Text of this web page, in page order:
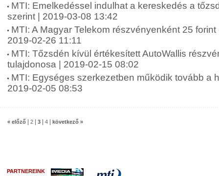
MTI: Emelkedéssel indulhat a kereskedés a
szerint | 2019-03-08 13:42
MTI: A Magyar Telekom részvényenként 25
2019-02-26 11:11
MTI: Tőzsdén kívül értékesített AutoWallis
tulajdonosa | 2019-02-15 08:02
MTI: Egységes szerkezetben működik tovább a
2019-02-05 08:53
« előző 2 3 4 következő »
PARTNEREINK